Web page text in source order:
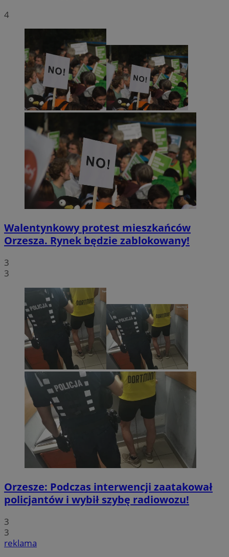
4
Walentynkowy protest mieszkańców
Orzesza. Rynek będzie zablokowany!
3
3
Orzesze: Podczas interwencji zaatakował
policjantów i wybił szybę radiowozu!
3
3
reklama